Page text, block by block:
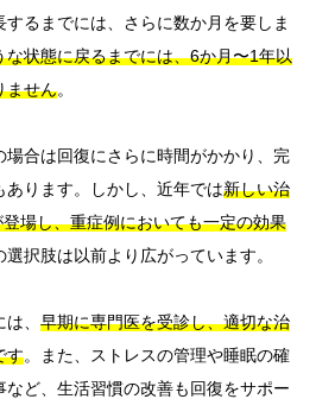
るまでには、さらに数か月を要しま
な状態に戻るまでには、6か月〜1年以
ません。
場合は回復にさらに時間がかかり、完
ります。しかし、近年では新しい治
場し、重症例においても一定の効果
選択肢は以前より広がっています。
、 早期に専門医を受診し、適切な治
す。また、ストレスの管理や睡眠の確
ど、生活習慣の改善も回復をサポー